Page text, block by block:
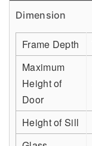
Dimension
Frame Depth
Maximum
Height of
Door
Height of Sill